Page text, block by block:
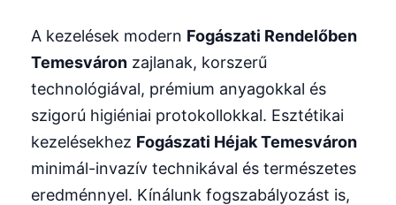
A kezelések modern Fogászati Rendelőben
Temesváron zajlanak, korszerű
technológiával, prémium anyagokkal és
szigorú higiéniai protokollokkal. Esztétikai
kezelésekhez Fogászati Héjak Temesváron
minimál-invazív technikával és természetes
eredménnyel. Kínálunk fogszabályozást is,